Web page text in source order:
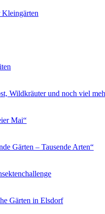
Wildkräuter und noch viel
Mai“
Gärten – Tausende Arten“
Gärten in Elsdorf